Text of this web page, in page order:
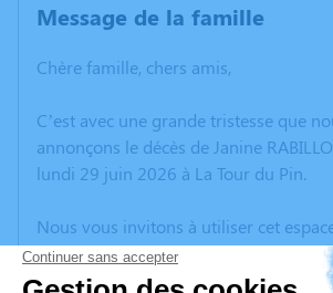
Message de la famille
Chère famille, chers amis,
C’est avec une grande tristesse que
annonçons le décès de Janine
lundi 29 juin 2026 à La Tour du Pin.
Nous vous invitons à utiliser cet
vos condoléances, partager des
anecdote ou exprimer vos pensées à